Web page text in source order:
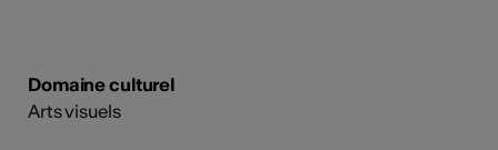
Domaine culturel
Arts visuels